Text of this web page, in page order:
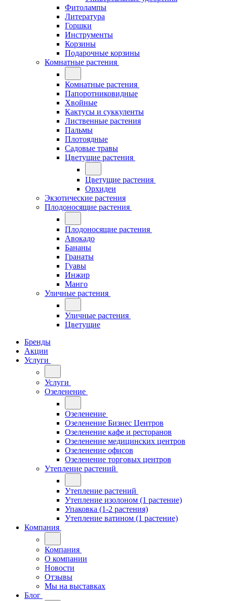
Фитолампы
Литература
Горшки
Инструменты
Корзины
Подарочные корзины
Комнатные растения
Комнатные растения
Папоротниковидные
Хвойные
Кактусы и суккуленты
Лиственные растения
Пальмы
Плотоядные
Садовые травы
Цветущие растения
Цветущие растения
Орхидеи
Экзотические растения
Плодоносящие растения
Плодоносящие растения
Авокадо
Бананы
Гранаты
Гуавы
Инжир
Манго
Уличные растения
Уличные растения
Цветущие
Бренды
Акции
Услуги
Услуги
Озеленение
Озеленение
Озеленение Бизнес Центров
Озеленение кафе и ресторанов
Озеленение медицинских центров
Озеленение офисов
Озеленение торговых центров
Утепление растений
Утепление растений
Утепление изолоном (1 растение)
Упаковка (1-2 растения)
Утепление ватином (1 растение)
Компания
Компания
О компании
Новости
Отзывы
Мы на выставках
Блог